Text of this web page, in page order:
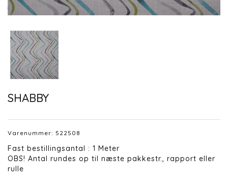
SHABBY
Varenummer: 522508
Fast bestillingsantal : 1 Meter
OBS! Antal rundes op til næste pakkestr., rapport eller
rulle